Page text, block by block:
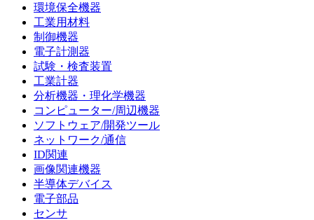
環境保全機器
工業用材料
制御機器
電子計測器
試験・検査装置
工業計器
分析機器・理化学機器
コンピューター/周辺機器
ソフトウェア/開発ツール
ネットワーク/通信
ID関連
画像関連機器
半導体デバイス
電子部品
センサ